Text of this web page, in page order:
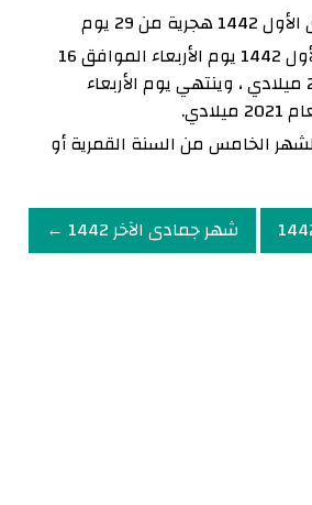
من 29 يوم
يبدأ شهر جمادى الأول 1442 يوم الأربعاء الموافق 16
ديسمبر لعام 2020 ميلادي ، وينتهي يوم الأربعاء
الخامس من السنة القمرية أو
شهر جمادى الآخر 1442 ←